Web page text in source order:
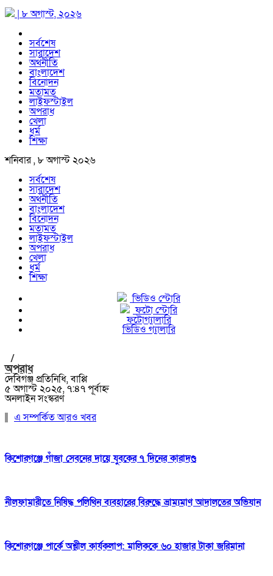
| ৮ অগাস্ট, ২০২৬
সর্বশেষ
সারাদেশ
অর্থনীতি
বাংলাদেশ
বিনোদন
মতামত
লাইফস্টাইল
অপরাধ
খেলা
ধর্ম
শিক্ষা
শনিবার , ৮ অগাস্ট ২০২৬
সর্বশেষ
সারাদেশ
অর্থনীতি
বাংলাদেশ
বিনোদন
মতামত
লাইফস্টাইল
অপরাধ
খেলা
ধর্ম
শিক্ষা
ভিডিও স্টোরি
ফটো স্টোরি
ফটোগ্যালারি
ভিডিও গ্যালারি
/
অপরাধ
দেবিগঞ্জ প্রতিনিধি, বাপ্পি
৫ অগাস্ট ২০২৫, ৭:৪৭ পূর্বাহ্ন
অনলাইন সংস্করণ
এ সম্পর্কিত আরও খবর
কিশোরগঞ্জে গাঁজা সেবনের দায়ে যুবকের ৭ দিনের কারাদণ্ড
নীলফামারীতে নিষিদ্ধ পলিথিন ব্যবহারের বিরুদ্ধে ভ্রাম্যমাণ আদালতের অভিযান
কিশোরগঞ্জে পার্কে অশ্লীল কার্যকলাপ: মালিককে ৬০ হাজার টাকা জরিমানা